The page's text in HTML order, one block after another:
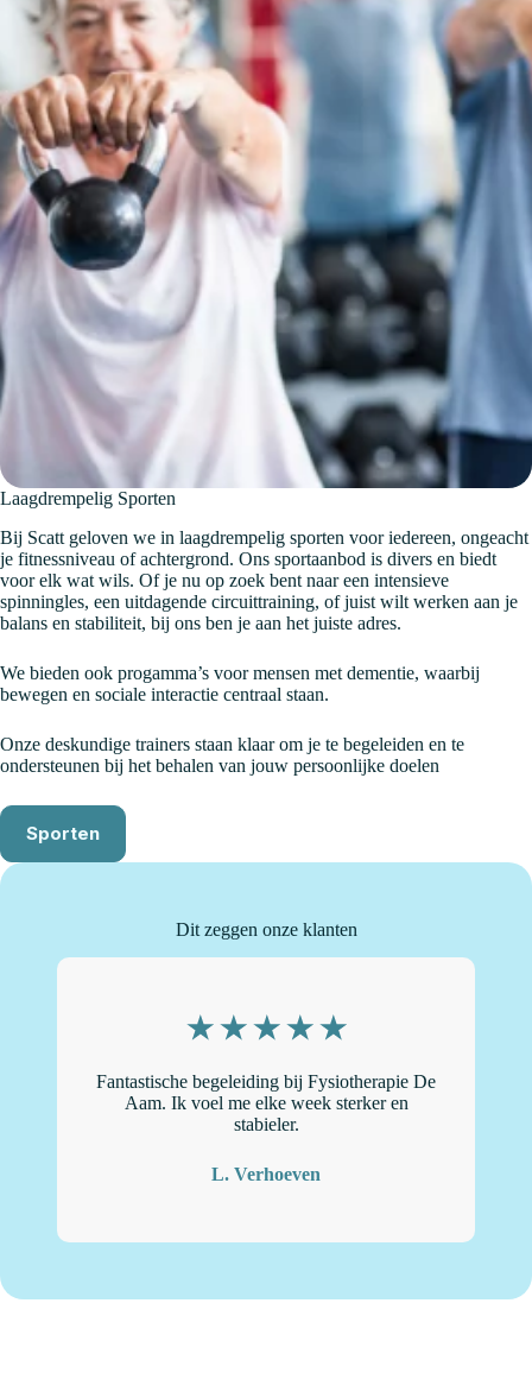
Laagdrempelig Sporten
Bij Scatt geloven we in laagdrempelig sporten voor iedereen, ongeacht
je fitnessniveau of achtergrond. Ons sportaanbod is divers en biedt
voor elk wat wils. Of je nu op zoek bent naar een intensieve
spinningles, een uitdagende circuittraining, of juist wilt werken aan je
balans en stabiliteit, bij ons ben je aan het juiste adres.
We bieden ook progamma’s voor mensen met dementie, waarbij
bewegen en sociale interactie centraal staan.
Onze deskundige trainers staan klaar om je te begeleiden en te
ondersteunen bij het behalen van jouw persoonlijke doelen
Sporten
Dit zeggen onze klanten
Fantastische begeleiding bij Fysiotherapie De
Aam. Ik voel me elke week sterker en
stabieler.
L. Verhoeven